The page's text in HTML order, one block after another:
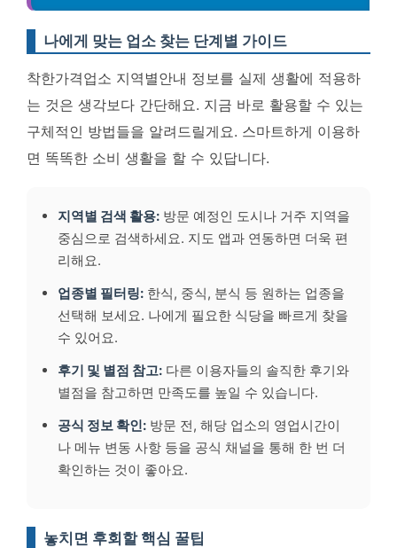
나에게 맞는 업소 찾는 단계별 가이드
착한가격업소 지역별안내 정보를 실제 생활에 적용하
는 것은 생각보다 간단해요. 지금 바로 활용할 수 있는
구체적인 방법들을 알려드릴게요. 스마트하게 이용하
면 똑똑한 소비 생활을 할 수 있답니다.
지역별 검색 활용: 방문 예정인 도시나 거주 지역을
중심으로 검색하세요. 지도 앱과 연동하면 더욱 편
리해요.
업종별 필터링: 한식, 중식, 분식 등 원하는 업종을
선택해 보세요. 나에게 필요한 식당을 빠르게 찾을
수 있어요.
후기 및 별점 참고: 다른 이용자들의 솔직한 후기와
별점을 참고하면 만족도를 높일 수 있습니다.
공식 정보 확인: 방문 전, 해당 업소의 영업시간이
나 메뉴 변동 사항 등을 공식 채널을 통해 한 번 더
확인하는 것이 좋아요.
놓치면 후회할 핵심 꿀팁